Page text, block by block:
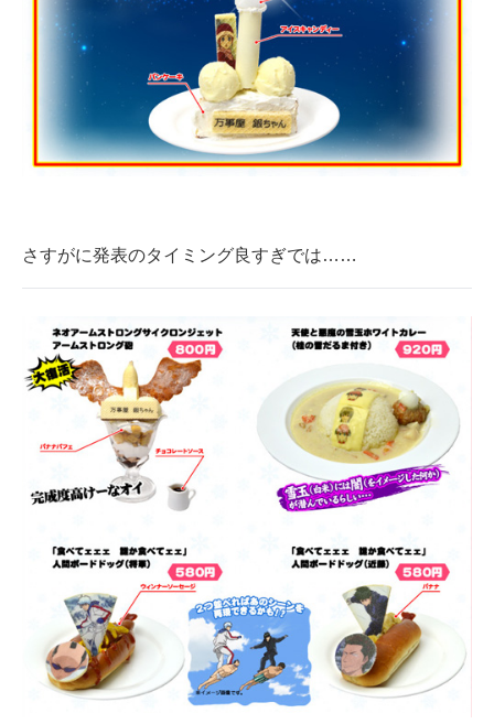
エネルギーの専門メディア
建設×テクノロジーの最前線
ちょっと気になるネットの話題
さすがに発表のタイミング良すぎでは……